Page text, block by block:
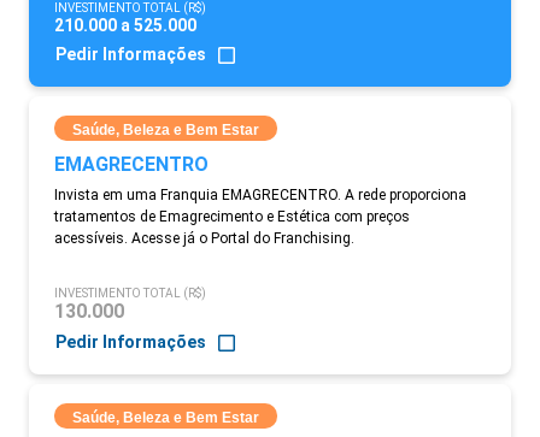
INVESTIMENTO TOTAL (R$)
210.000 a 525.000
Pedir Informações
Saúde, Beleza e Bem Estar
EMAGRECENTRO
Invista em uma Franquia EMAGRECENTRO. A rede proporciona
tratamentos de Emagrecimento e Estética com preços
acessíveis. Acesse já o Portal do Franchising.
INVESTIMENTO TOTAL (R$)
130.000
Pedir Informações
Saúde, Beleza e Bem Estar